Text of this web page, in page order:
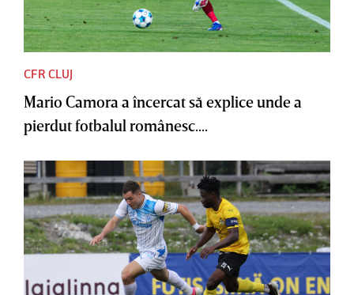
CFR CLUJ
Mario Camora a încercat să explice unde a
pierdut fotbalul românesc....